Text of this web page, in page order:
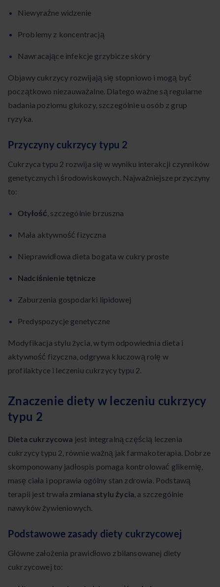
Niewyraźne widzenie
Problemy z koncentracją
Nawracające infekcje grzybicze skóry
Objawy cukrzycy rozwijają się stopniowo i mogą być
początkowo niezauważalne. Dlatego ważne są regularne
badania poziomu glukozy, szczególnie u osób z grup
ryzyka.
Przyczyny cukrzycy typu 2
Cukrzyca typu 2 rozwija się w wyniku interakcji czynników
genetycznych i środowiskowych. Najważniejsze przyczyny
to:
Otyłość, szczególnie brzuszna
Mała aktywność fizyczna
Nieprawidłowa dieta bogata w cukry proste
Nadciśnienie tętnicze
Zaburzenia gospodarki lipidowej
Predyspozycje genetyczne
Modyfikacja stylu życia, w tym odpowiednia dieta i
aktywność fizyczna, odgrywa kluczową rolę w
profilaktyce i leczeniu cukrzycy typu 2.
Znaczenie diety w leczeniu cukrzycy
typu 2
Dieta cukrzycowa jest integralną częścią leczenia
cukrzycy typu 2, równie ważną jak farmakoterapia. Dobrze
skomponowany jadłospis pomaga kontrolować glikemię,
masę ciała i poprawia ogólny stan zdrowia. Podstawą
terapii jest trwała zmiana stylu życia, a szczególnie
nawyków żywieniowych.
Podstawowe zasady diety cukrzycowej
Główne założenia prawidłowo zbilansowanej diety
cukrzycowej to: